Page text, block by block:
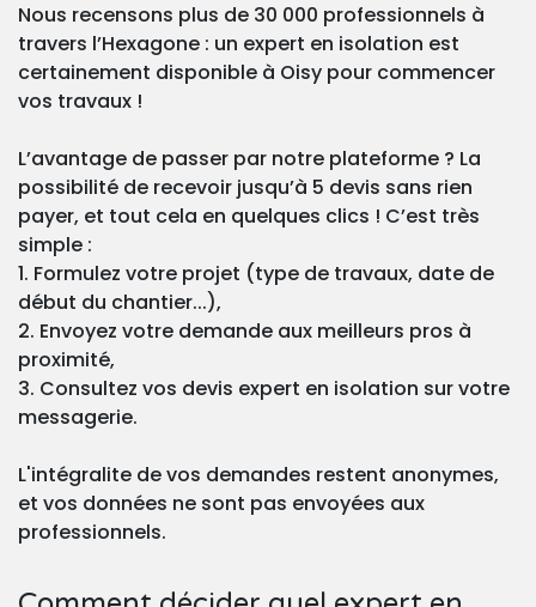
Nous recensons plus de 30 000 professionnels à
travers l’Hexagone : un expert en isolation est
certainement disponible à Oisy pour commencer
vos travaux !
L’avantage de passer par notre plateforme ? La
possibilité de recevoir jusqu’à 5 devis sans rien
payer, et tout cela en quelques clics ! C’est très
simple :
1. Formulez votre projet (type de travaux, date de
début du chantier...),
2. Envoyez votre demande aux meilleurs pros à
proximité,
3. Consultez vos devis expert en isolation sur votre
messagerie.
L'intégralite de vos demandes restent anonymes,
et vos données ne sont pas envoyées aux
professionnels.